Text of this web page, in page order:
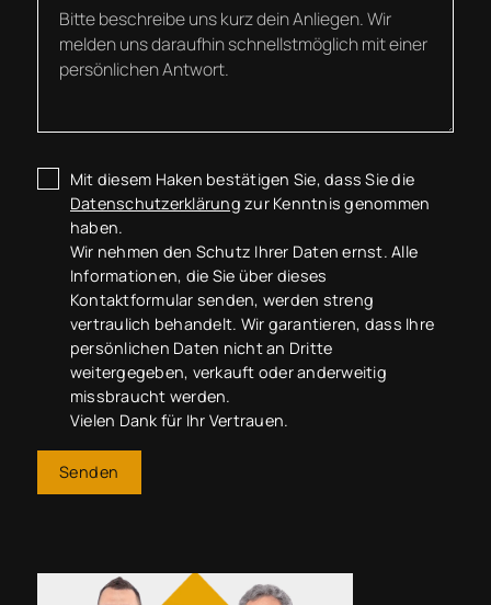
Mit diesem Haken bestätigen Sie, dass Sie die
Datenschutzerklärung zur Kenntnis genommen
haben.
Wir nehmen den Schutz Ihrer Daten ernst. Alle
Informationen, die Sie über dieses
Kontaktformular senden, werden streng
vertraulich behandelt. Wir garantieren, dass Ihre
persönlichen Daten nicht an Dritte
weitergegeben, verkauft oder anderweitig
missbraucht werden.
Vielen Dank für Ihr Vertrauen.
Senden